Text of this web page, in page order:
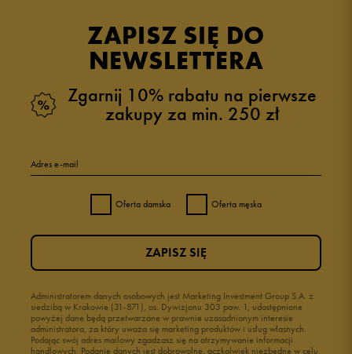
zebranych i zweryfikowanych przez
4 33%
1 0%
ZAPISZ SIĘ DO
NEWSLETTERA
Zgarnij 10% rabatu na pierwsze
zakupy za min. 250 zł
Adres e-mail
Oferta damska Oferta męska
Administratorem danych osobowych jest Marketing Investment Group S.A. z
siedzibą w Krakowie (31-871), os. Dywizjonu 303 paw. 1, udostępnione
powyżej dane będą przetwarzane w prawnie uzasadnionym interesie
administratora, za który uważa się marketing produktów i usług własnych.
Podając swój adres mailowy zgadzasz się na otrzymywanie informacji
handlowych. Podanie danych jest dobrowolne, aczkolwiek niezbędne w celu
ZAPISZ SIĘ